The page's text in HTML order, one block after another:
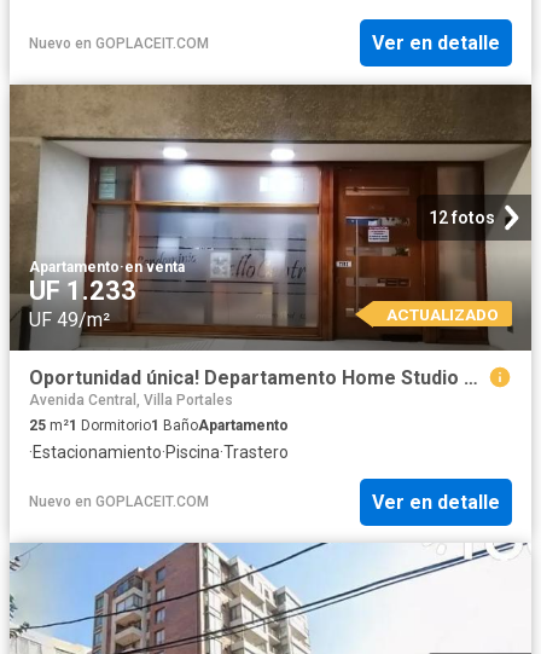
Nuevo en GOPLACEIT.COM Ver en detalle
12 fotos
Apartamento·en venta
UF 1.233
UF 49/m² ACTUALIZADO
Oportunidad única! Departamento Home Studio en Santiago
Avenida Central, Villa Portales
25 m²1 Dormitorio1 BañoApartamento
·Estacionamiento·Piscina·Trastero
Nuevo en GOPLACEIT.COM Ver en detalle